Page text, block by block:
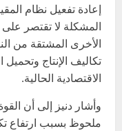
إعادة تفعيل نظام
المشكلة لا تقتصر على
الأخرى المشتقة من
تكاليف الإنتاج
الاقتصادية الحالية.
وأشار دنيز إلى أن
ملحوظ بسبب ارتفاع